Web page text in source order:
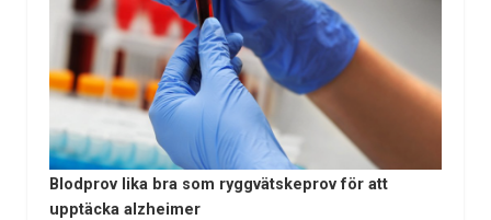
Blodprov lika bra som ryggvätskeprov för att
upptäcka alzheimer